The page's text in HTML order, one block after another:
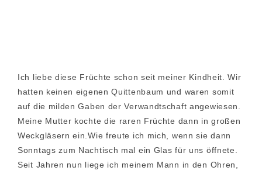
Ich liebe diese Früchte schon seit meiner Kindheit. Wir
hatten keinen eigenen Quittenbaum und waren somit
auf die milden Gaben der Verwandtschaft angewiesen.
Meine Mutter kochte die raren Früchte dann in großen
Weckgläsern ein.Wie freute ich mich, wenn sie dann
Sonntags zum Nachtisch mal ein Glas für uns öffnete.
Seit Jahren nun liege ich meinem Mann in den Ohren,